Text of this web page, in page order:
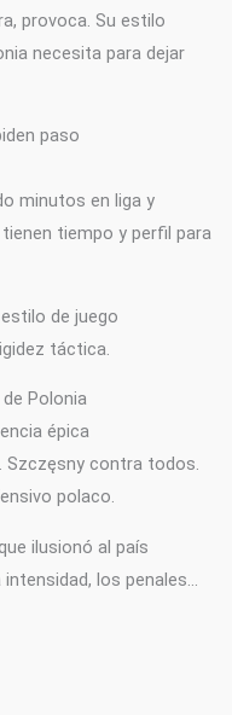
provoca. Su estilo
necesita para dejar
paso
minutos en liga y
tiempo y perfil para
de juego
táctica.
Polonia
épica
Szczęsny contra todos.
polaco.
ilusionó al país
los penales…